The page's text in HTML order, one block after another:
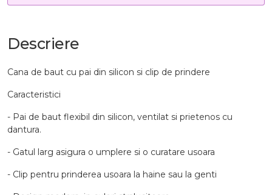
Descriere
Cana de baut cu pai din silicon si clip de prindere
Caracteristici
- Pai de baut flexibil din silicon, ventilat si prietenos cu
dantura.
- Gatul larg asigura o umplere si o curatare usoara
- Clip pentru prinderea usoara la haine sau la genti